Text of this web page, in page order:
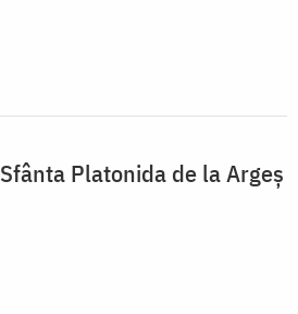
Sfânta Platonida de la Argeș